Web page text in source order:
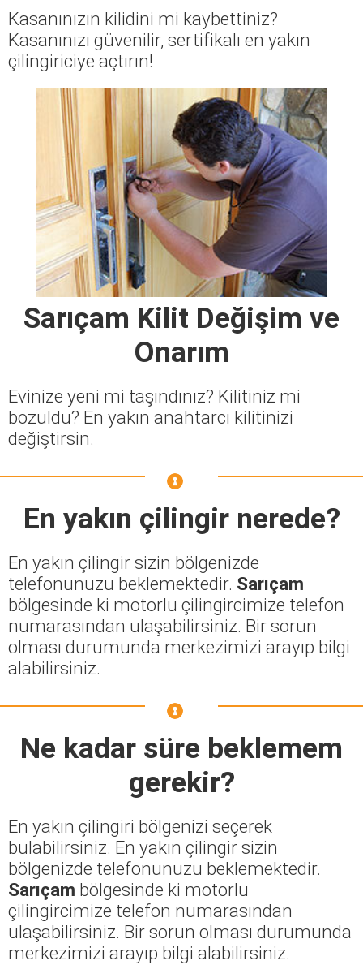
Kasanınızın kilidini mi kaybettiniz?
Kasanınızı güvenilir, sertifikalı en yakın
çilingiriciye açtırın!
Sarıçam Kilit Değişim ve
Onarım
Evinize yeni mi taşındınız? Kilitiniz mi
bozuldu? En yakın anahtarcı kilitinizi
değiştirsin.
En yakın çilingir nerede?
En yakın çilingir sizin bölgenizde
telefonunuzu beklemektedir. Sarıçam
bölgesinde ki motorlu çilingircimize telefon
numarasından ulaşabilirsiniz. Bir sorun
olması durumunda merkezimizi arayıp bilgi
alabilirsiniz.
Ne kadar süre beklemem
gerekir?
En yakın çilingiri bölgenizi seçerek
bulabilirsiniz. En yakın çilingir sizin
bölgenizde telefonunuzu beklemektedir.
Sarıçam bölgesinde ki motorlu
çilingircimize telefon numarasından
ulaşabilirsiniz. Bir sorun olması durumunda
merkezimizi arayıp bilgi alabilirsiniz.